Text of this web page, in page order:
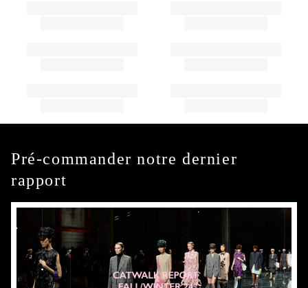
Pré-commander notre dernier
rapport